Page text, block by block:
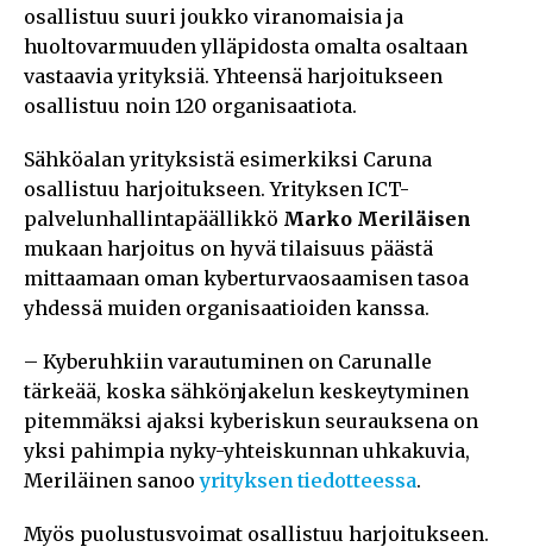
osallistuu suuri joukko viranomaisia ja
huoltovarmuuden ylläpidosta omalta osaltaan
vastaavia yrityksiä. Yhteensä harjoitukseen
osallistuu noin 120 organisaatiota.
Sähköalan yrityksistä esimerkiksi Caruna
osallistuu harjoitukseen. Yrityksen ICT-
palvelunhallintapäällikkö Marko Meriläisen
mukaan harjoitus on hyvä tilaisuus päästä
mittaamaan oman kyberturvaosaamisen tasoa
yhdessä muiden organisaatioiden kanssa.
– Kyberuhkiin varautuminen on Carunalle
tärkeää, koska sähkönjakelun keskeytyminen
pitemmäksi ajaksi kyberiskun seurauksena on
yksi pahimpia nyky-yhteiskunnan uhkakuvia,
Meriläinen sanooyrityksen tiedotteessa.
Myös puolustusvoimat osallistuu harjoitukseen.